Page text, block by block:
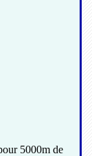
5000m de